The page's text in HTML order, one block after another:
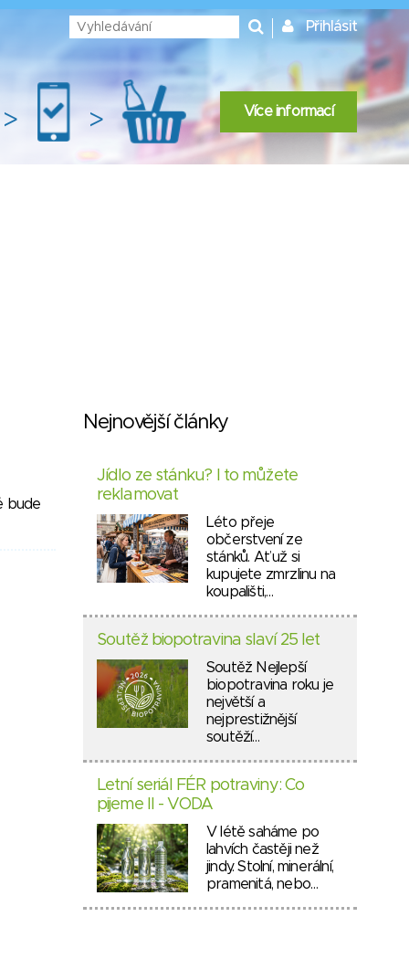
Přihlásit
> > Více informací
bude
Nejnovější články
Jídlo ze stánku? I to můžete
reklamovat
Léto přeje
občerstvení ze
stánků. Ať už si
kupujete zmrzlinu na
koupališti,…
Soutěž biopotravina slaví 25 let
Soutěž Nejlepší
biopotravina roku je
největší a
nejprestižnější
soutěží…
Letní seriál FÉR potraviny: Co
pijeme II - VODA
V létě saháme po
lahvích častěji než
jindy. Stolní, minerální,
pramenitá, nebo…